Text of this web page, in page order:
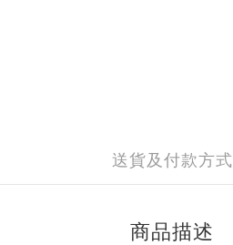
送貨及付款方式
商品描述